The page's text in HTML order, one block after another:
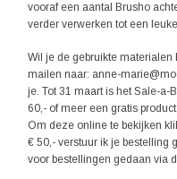
vooraf een aantal Brusho
verder verwerken tot een
Wil je de gebruikte materialen
mailen naar: anne-
je. Tot 31 maart is het Sale-a-
60,- of meer een gratis
Om deze online te bekijken
€ 50,- verstuur ik je bestelling
voor bestellingen gedaan via